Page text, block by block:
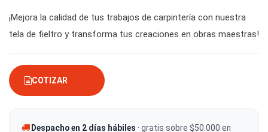
¡Mejora la calidad de tus trabajos de carpintería con nuestra
tela de fieltro y transforma tus creaciones en obras maestras!
COTIZAR
Despacho en 2 días hábiles · gratis sobre $50.000 en